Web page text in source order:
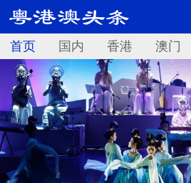
首页 国内 香港 澳门